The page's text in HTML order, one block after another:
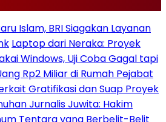
Islam, BRI Siagakan Layanan
Laptop dari Neraka: Proyek
Windows, Uji Coba Gagal tapi
Rp2 Miliar di Rumah Pejabat
Gratifikasi dan Suap Proyek
Jurnalis Juwita: Hakim